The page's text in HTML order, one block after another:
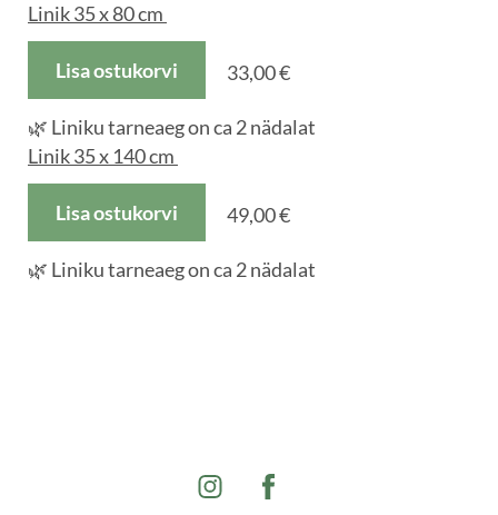
Linik 35 x 80 cm
Lisa ostukorvi 33,00 €
🌿 Liniku tarneaeg on ca 2 nädalat
Linik 35 x 140 cm
Lisa ostukorvi 49,00 €
🌿 Liniku tarneaeg on ca 2 nädalat